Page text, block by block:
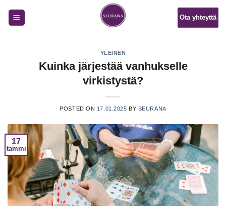
Ota yhteyttä
YLEINEN
Kuinka järjestää vanhukselle
virkistystä?
POSTED ON 17.01.2025 BY SEURANA
17
tammi